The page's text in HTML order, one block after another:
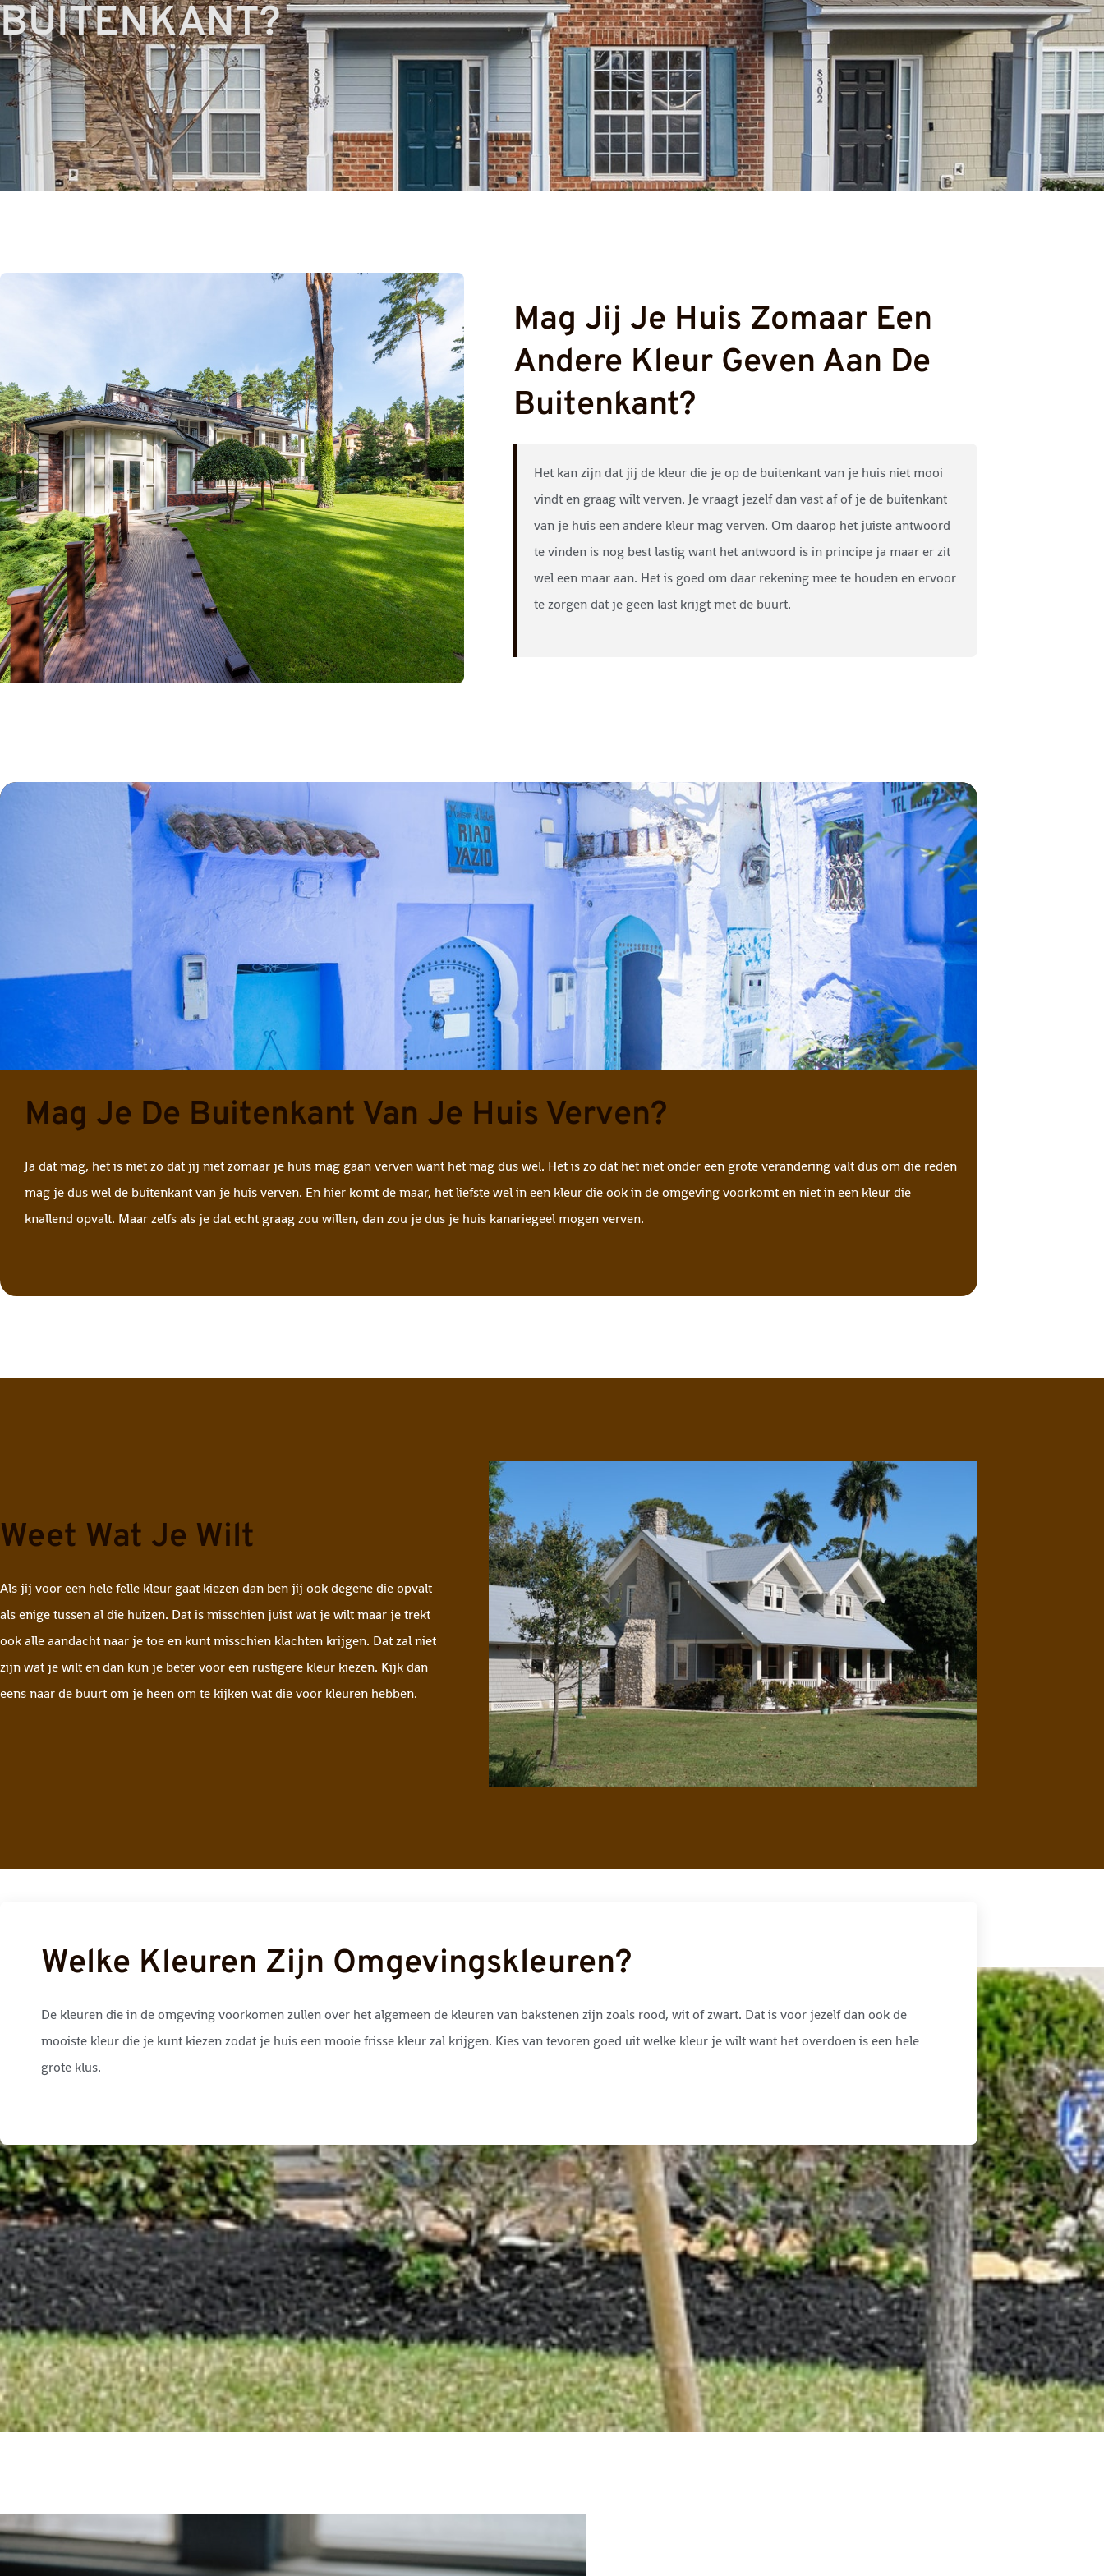
BUITENKANT?
Mag Jij Je Huis Zomaar Een
Andere Kleur Geven Aan De
Buitenkant?
Het kan zijn dat jij de kleur die je op de buitenkant van je huis niet mooi
vindt en graag wilt verven. Je vraagt jezelf dan vast af of je de buitenkant
van je huis een andere kleur mag verven. Om daarop het juiste antwoord
te vinden is nog best lastig want het antwoord is in principe ja maar er zit
wel een maar aan. Het is goed om daar rekening mee te houden en ervoor
te zorgen dat je geen last krijgt met de buurt.
Mag Je De Buitenkant Van Je Huis Verven?
Ja dat mag, het is niet zo dat jij niet zomaar je huis mag gaan verven want het mag dus wel. Het is zo dat het niet onder een grote verandering valt dus om die reden
mag je dus wel de buitenkant van je huis verven. En hier komt de maar, het liefste wel in een kleur die ook in de omgeving voorkomt en niet in een kleur die
knallend opvalt. Maar zelfs als je dat echt graag zou willen, dan zou je dus je huis kanariegeel mogen verven.
Weet Wat Je Wilt
Als jij voor een hele felle kleur gaat kiezen dan ben jij ook degene die opvalt
als enige tussen al die huizen. Dat is misschien juist wat je wilt maar je trekt
ook alle aandacht naar je toe en kunt misschien klachten krijgen. Dat zal niet
zijn wat je wilt en dan kun je beter voor een rustigere kleur kiezen. Kijk dan
eens naar de buurt om je heen om te kijken wat die voor kleuren hebben.
Welke Kleuren Zijn Omgevingskleuren?
De kleuren die in de omgeving voorkomen zullen over het algemeen de kleuren van bakstenen zijn zoals rood, wit of zwart. Dat is voor jezelf dan ook de
mooiste kleur die je kunt kiezen zodat je huis een mooie frisse kleur zal krijgen. Kies van tevoren goed uit welke kleur je wilt want het overdoen is een hele
grote klus.